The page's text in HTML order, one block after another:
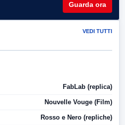
Guarda ora
VEDI TUTTI
FabLab (replica)
Nouvelle Vouge (Film)
Rosso e Nero (repliche)